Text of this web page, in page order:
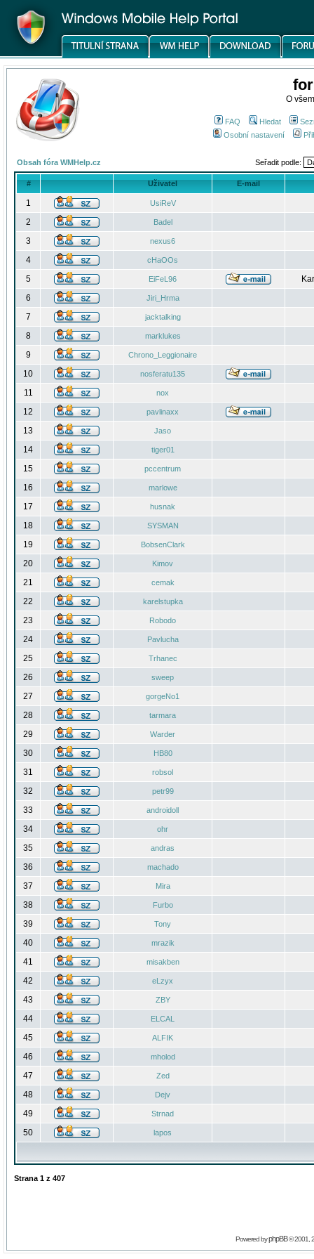
O
FAQ Hledat
Osobní nastavení
Obsah fóra WMHelp.cz Seřadit podle:
# Uživatel E-mail
1 UsiReV
2 Badel
3 nexus6
4 cHaOOs
5 EiFeL96
6
Jiri_Hrma
7 jacktalking
8 marklukes
9 Chrono_Leggionaire
10 nosferatu135
11 nox
12 pavlinaxx
13 Jaso
14 tiger01
15 pccentrum
16 marlowe
17 husnak
18 SYSMAN
19 BobsenClark
20 Kimov
21 cemak
22 karelstupka
23 Robodo
24 Pavlucha
25 Trhanec
26 sweep
27 gorgeNo1
28 tarmara
29 Warder
30 HB80
31 robsol
32 petr99
33 androidoll
34 ohr
35 andras
36 machado
37 Mira
38 Furbo
39 Tony
40 mrazik
41 misakben
42 eLzyx
43 ZBY
44 ELCAL
45 ALFIK
46 mholod
47 Zed
48 Dejv
49 Strnad
50 lapos
Strana 1 z 407
Powered byphpBB© 2001,